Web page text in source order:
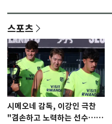
스포츠
시메오네 감독, 이강인 극찬
"겸손하고 노력하는 선수…좋